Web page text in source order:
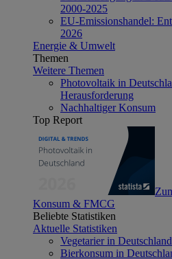
2000-2025
EU-Emissionshandel:
2026
Energie & Umwelt
Themen
Weitere Themen
Photovoltaik in
Herausforderung
Nachhaltiger Konsum
Top Report
Konsum & FMCG
Beliebte Statistiken
Aktuelle Statistiken
Vegetarier in
Bierkonsum in